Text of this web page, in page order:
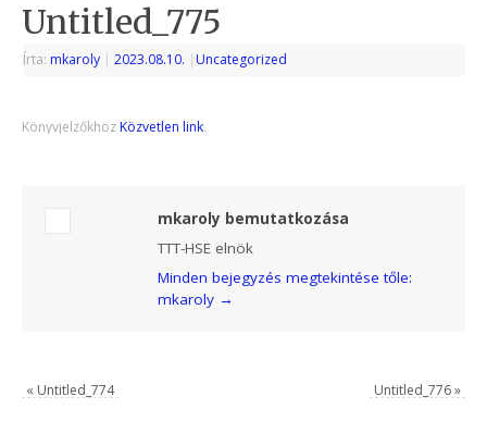
Untitled_775
Írta: mkaroly | 2023.08.10. | Uncategorized
Könyvjelzőkhöz Közvetlen link.
mkaroly bemutatkozása
TTT-HSE elnök
Minden bejegyzés megtekintése tőle:
mkaroly →
« Untitled_774 Untitled_776»